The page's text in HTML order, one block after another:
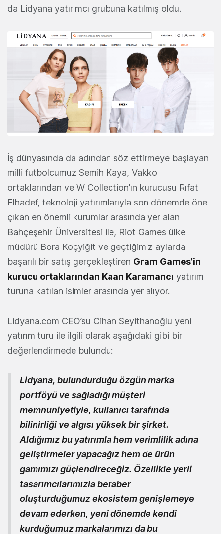
da Lidyana yatırımcı grubuna katılmış oldu.
İş dünyasında da adından söz ettirmeye başlayan
milli futbolcumuz Semih Kaya, Vakko
ortaklarından ve W Collection’ın kurucusu Rıfat
Elhadef, teknoloji yatırımlarıyla son dönemde öne
çıkan en önemli kurumlar arasında yer alan
Bahçeşehir Üniversitesi ile, Riot Games ülke
müdürü Bora Koçyiğit ve geçtiğimiz aylarda
başarılı bir satış gerçekleştiren Gram Games’in
kurucu ortaklarından Kaan Karamancı yatırım
turuna katılan isimler arasında yer alıyor.
Lidyana.com CEO’su Cihan Seyithanoğlu yeni
yatırım turu ile ilgili olarak aşağıdaki gibi bir
değerlendirmede bulundu:
Lidyana, bulundurduğu özgün marka
portföyü ve sağladığı müşteri
memnuniyetiyle, kullanıcı tarafında
bilinirliği ve algısı yüksek bir şirket.
Aldığımız bu yatırımla hem verimlilik adına
geliştirmeler yapacağız hem de ürün
gamımızı güçlendireceğiz. Özellikle yerli
tasarımcılarımızla beraber
oluşturduğumuz ekosistem genişlemeye
devam ederken, yeni dönemde kendi
kurduğumuz markalarımızı da bu